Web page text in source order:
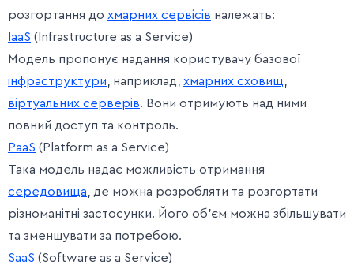
розгортання до хмарних сервісів належать:
IaaS (Infrastructure as a Service)
Модель пропонує надання користувачу базової
інфраструктури , наприклад, хмарних сховищ
віртуальних серверів. Вони отримують над ними
повний доступ та контроль.
PaaS (Platform as a Service)
Така модель надає можливість отримання
середовища , де можна розробляти та розгортати
різноманітні застосунки. Його об’єм можна збільшувати
та зменшувати за потребою.
SaaS (Software as a Service)